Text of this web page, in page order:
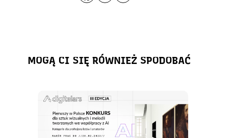
MOGĄ CI SIĘ RÓWNIEŻ SPODOBAĆ